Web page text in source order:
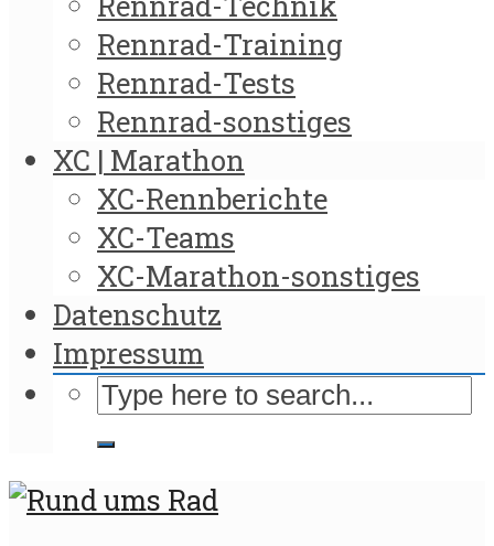
Rennrad-Training
Rennrad-Tests
Rennrad-sonstiges
XC | Marathon
XC-Rennberichte
XC-Teams
XC-Marathon-sonstiges
Datenschutz
Impressum